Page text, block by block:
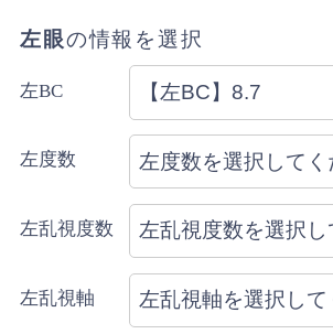
引換をご選択の場合は宅配便にてお届け
詳細・ご注意事項はご利用ガイドをご
ご注文内容により上記と異なる場合があ
配送方法のご指定はできません。
左眼の情報を選択
左BC
左度数
左乱視度数
左乱視軸